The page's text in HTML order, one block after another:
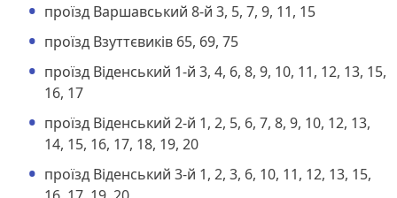
проїзд Варшавський 8-й 3, 5, 7, 9, 11, 15
проїзд Взуттєвиків 65, 69, 75
проїзд Віденський 1-й 3, 4, 6, 8, 9, 10, 11, 12, 13, 15,
16, 17
проїзд Віденський 2-й 1, 2, 5, 6, 7, 8, 9, 10, 12, 13,
14, 15, 16, 17, 18, 19, 20
проїзд Віденський 3-й 1, 2, 3, 6, 10, 11, 12, 13, 15,